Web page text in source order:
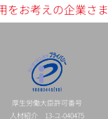
をお考えの企業さま
厚生労働大臣許可番号
人材紹介 13-ユ-040475